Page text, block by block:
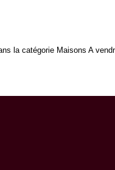
la catégorie Maisons A